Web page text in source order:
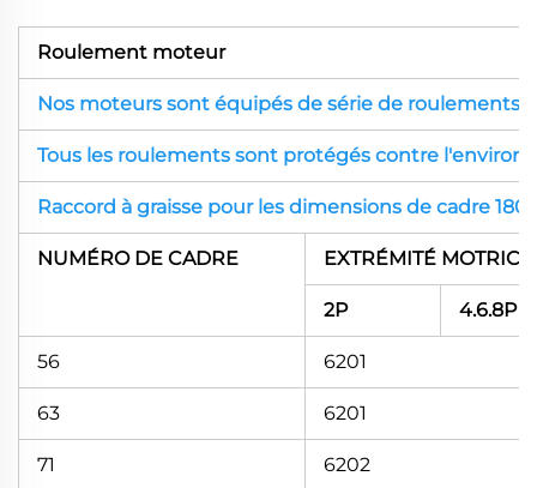
Roulement moteur
Nos moteurs sont équipés de série de roulements
Tous les roulements sont protégés contre
Raccord à graisse pour les dimensions de cadre 180
NUMÉRO DE CADRE EXTRÉMITÉ MOTRICE
2P 4.6.8P
56 6201
63 6201
71 6202